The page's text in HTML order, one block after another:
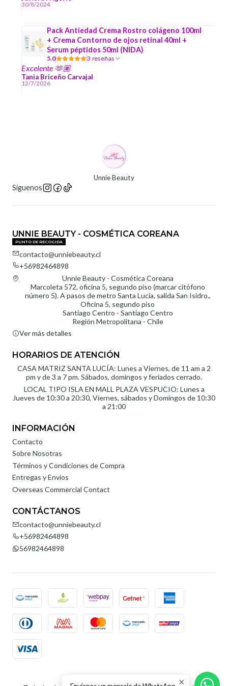
30/8/2024
Pack Antiedad Crema Rostro colágeno 100ml
+ Crema Contorno de ojos retinal 40ml +
Serum péptidos 50ml (NIDA)
5.0 3 reseñas
Excelente 🫶🏽
Tania Briceño Carvajal
12/7/2026
Unnie Beauty
Síguenos
UNNIE BEAUTY - COSMÉTICA COREANA
PUNTO DE RECOGIDA
contacto@unniebeauty.cl
+56982464898
Unnie Beauty - Cosmética Coreana
Marcoleta 572, oficina 5, segundo piso (marcar citófono
número 5). A pasos de metro Santa Lucía, salida San Isidro.,
Oficina 5, segundo piso
Santiago Centro - Santiago Centro
Región Metropolitana - Chile
Ver más detalles
HORARIOS DE ATENCIÓN
CASA MATRIZ SANTA LUCÍA: Lunes a Viernes, de 11 am a 2
pm y de 3 a 7 pm. Sábados, domingos y feriados cerrado.
LOCAL TIPO ISLA EN MALL PLAZA VESPUCIO: Lunes a
Jueves de 10:30 a 20:30, Viernes, sábados y Domingos de 10:30
a 21:00
INFORMACIÓN
Contacto
Sobre Nosotras
Términos y Condiciones de Compra
Entregas y Envíos
Overseas Commercial Contact
CONTÁCTANOS
contacto@unniebeauty.cl
+56982464898
56982464898